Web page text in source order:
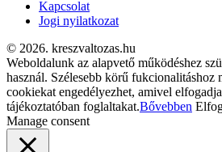
Kapcsolat
Jogi nyilatkozat
© 2026. kreszvaltozas.hu
Weboldalunk az alapvető működéshez
használ. Szélesebb körű fukcionalitáshoz
cookiekat engedélyezhet, amivel
tájékoztatóban foglaltakat.Bővebben
Manage consent